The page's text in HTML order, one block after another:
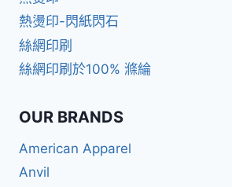
熱燙印-閃紙閃石
絲網印刷
絲網印刷於100% 滌綸
OUR BRANDS
American Apparel
Anvil